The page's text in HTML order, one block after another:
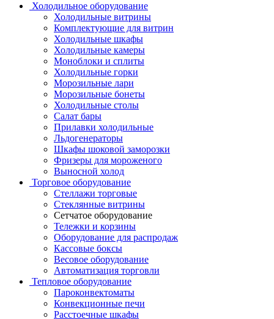
Холодильное оборудование
Холодильные витрины
Комплектующие для витрин
Холодильные шкафы
Холодильные камеры
Моноблоки и сплиты
Холодильные горки
Морозильные лари
Морозильные бонеты
Холодильные столы
Салат бары
Прилавки холодильные
Льдогенераторы
Шкафы шоковой заморозки
Фризеры для мороженого
Выносной холод
Торговое оборудование
Стеллажи торговые
Стеклянные витрины
Сетчатое оборудование
Тележки и корзины
Оборудование для распродаж
Кассовые боксы
Весовое оборудование
Автоматизация торговли
Тепловое оборудование
Пароконвектоматы
Конвекционные печи
Расстоечные шкафы